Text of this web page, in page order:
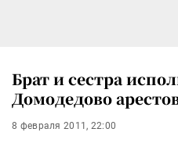
Брат и сестра
Домодедово
8 февраля 2011, 22:00